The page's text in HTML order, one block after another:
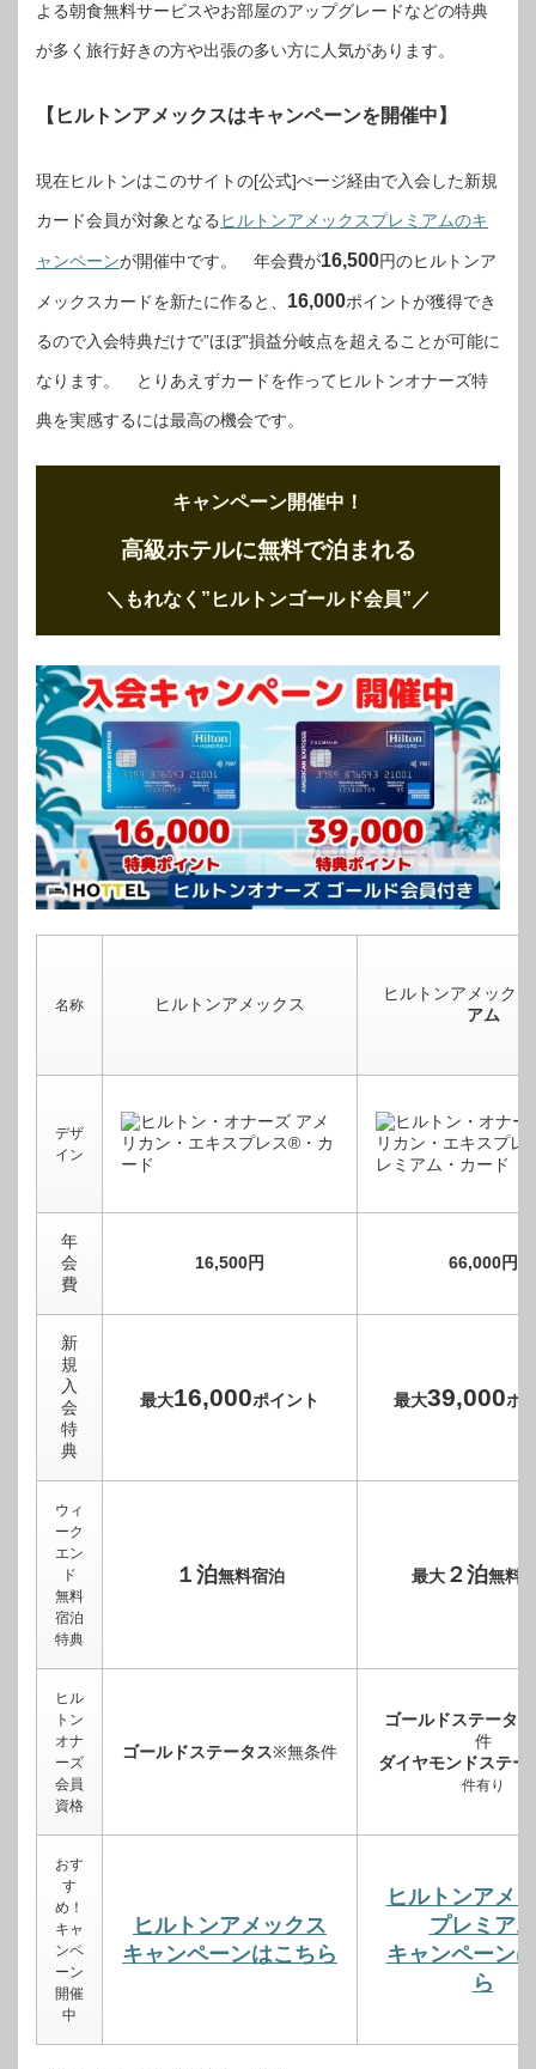
よる朝食無料サービスやお部屋のアップグレードなどの特典
が多く旅行好きの方や出張の多い方に人気があります。
【ヒルトンアメックスはキャンペーンを開催中】
現在ヒルトンはこのサイトの[公式]ぺージ経由で入会した新規
カード会員が対象となる ヒルトンアメックスプレミアムのキ
ャンペーンが開催中です。 年会費が16,500円のヒルトンア
メックスカードを新たに作ると、 16,000ポイントが獲得でき
るので入会特典だけで”ほぼ”損益分岐点を超えることが可能に
なります。 とりあえずカードを作ってヒルトンオナーズ特
典を実感するには最高の機会です。
キャンペーン開催中！
高級ホテルに無料で泊まれる
＼もれなく”ヒルトンゴールド会員” ／
名称 ヒルトンアメックス
ヒルトンアメックス
アム
デザ
イン
年
会
費
16,500円 66,000円
新
規
入
会
特
典
最大16,000ポイント 最大39,000ポ
ウィ
ーク
エン
ド
無料
宿泊
特典
１泊無料宿泊 最大２泊無料
ヒル
トン
オナ
ーズ
会員
資格
ゴールドステータス※無条件
ゴールドステータス
件
ダイヤモンドステー
件有り
おす
す
め！
キャ
ンペ
ーン
開催
中
ヒルトンアメックス
キャンペーンはこちら
ヒルトンアメ
プレミアム
キャンペーン
ら